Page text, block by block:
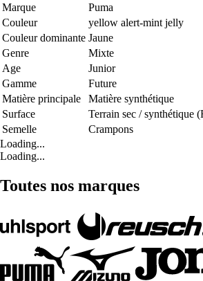
Marque
Puma
Couleur
yellow alert-mint jelly
Couleur dominante Jaune
Genre
Mixte
Age
Junior
Gamme
Future
Matière principale
Matière synthétique
Surface
Terrain sec / synthétique
Semelle
Crampons
Loading...
Loading...
Toutes nos marques